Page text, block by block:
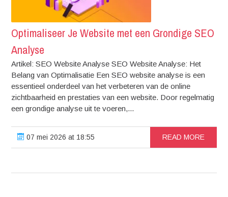
Optimaliseer Je Website met een Grondige SEO
Analyse
Artikel: SEO Website Analyse SEO Website Analyse: Het
Belang van Optimalisatie Een SEO website analyse is een
essentieel onderdeel van het verbeteren van de online
zichtbaarheid en prestaties van een website. Door regelmatig
een grondige analyse uit te voeren,...
07 mei 2026 at 18:55 READ MORE